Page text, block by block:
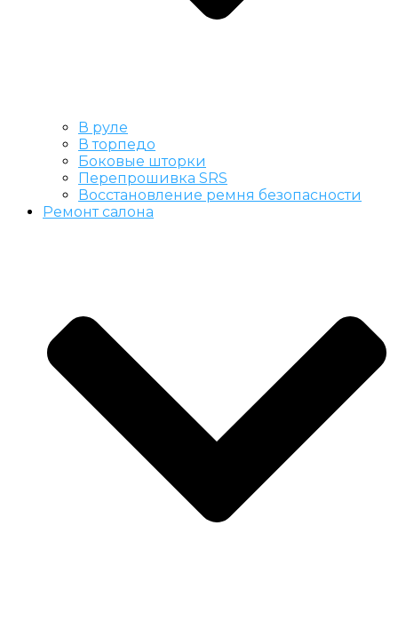
В руле
В торпедо
Боковые шторки
Перепрошивка SRS
Восстановление ремня безопасности
Ремонт салона